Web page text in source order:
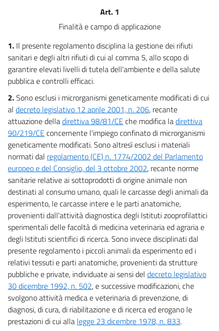
Art. 1
Finalità e campo di applicazione
1. Il presente regolamento disciplina la gestione dei rifiuti
sanitari e degli altri rifiuti di cui al comma 5, allo scopo di
garantire elevati livelli di tutela dell'ambiente e della salute
pubblica e controlli efficaci.
2.Sono esclusi i microrganismi geneticamente modificati di cui
al decreto legislativo 12 aprile 2001, n. 206, recante
attuazione delladirettiva 98/81/CE che modifica ladirettiva
90/219/CE concernente l'impiego confinato di microrganismi
geneticamente modificati. Sono altresì esclusi i materiali
normati dal regolamento (CE) n. 1774/2002 del Parlamento
europeo e del Consiglio, del 3 ottobre 2002, recante norme
sanitarie relative ai sottoprodotti di origine animale non
destinati al consumo umano, quali le carcasse degli animali da
esperimento, le carcasse intere e le parti anatomiche,
provenienti dall'attività diagnostica degli Istituti zooprofilattici
sperimentali delle facoltà di medicina veterinaria ed agraria e
degli Istituti scientifici di ricerca. Sono invece disciplinati dal
presente regolamento i piccoli animali da esperimento ed i
relativi tessuti e parti anatomiche, provenienti da strutture
pubbliche e private, individuate ai sensi del decreto legislativo
30 dicembre 1992, n. 502, e successive modificazioni, che
svolgono attività medica e veterinaria di prevenzione, di
diagnosi, di cura, di riabilitazione e di ricerca ed erogano le
prestazioni di cui alla legge 23 dicembre 1978, n. 833.